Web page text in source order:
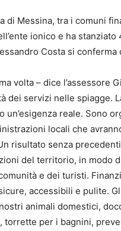
di Messina, tra i comuni
ionico e ha
Costa si
volta – dice l’assessore
dei servizi nelle spiagge.
un’esigenza reale. Sono
locali che
risultato senza
del territorio, in modo
e dei turisti.
accessibili e pulite.
animali domestici,
torrette per i bagnini,